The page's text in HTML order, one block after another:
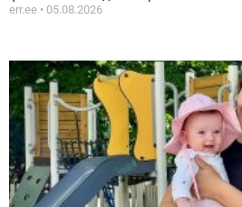
err.ee 05.08.2026